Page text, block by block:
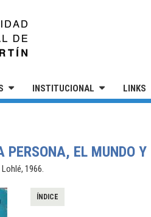
INSTITUCIONAL LINKS
PERSONA, EL MUNDO Y
1966.
ÍNDICE